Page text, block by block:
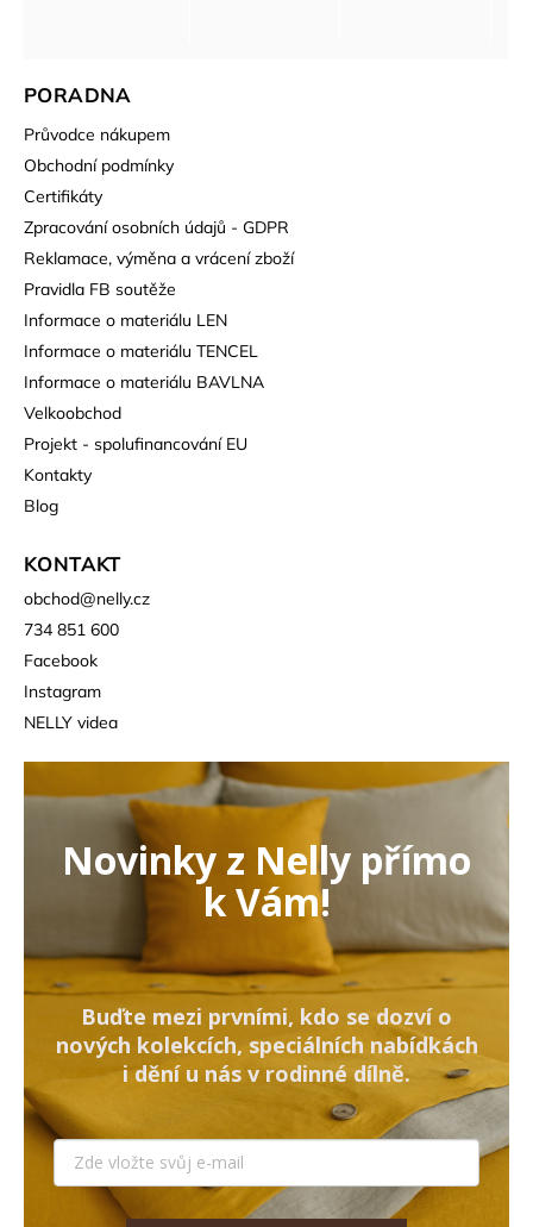
PORADNA
Průvodce nákupem
Obchodní podmínky
Certifikáty
Zpracování osobních údajů - GDPR
Reklamace, výměna a vrácení zboží
Pravidla FB soutěže
Informace o materiálu LEN
Informace o materiálu TENCEL
Informace o materiálu BAVLNA
Velkoobchod
Projekt - spolufinancování EU
Kontakty
Blog
KONTAKT
obchod@nelly.cz
734 851 600
Facebook
Instagram
NELLY videa
Novinky z Nelly přímo
k Vám!
Buďte mezi prvními, kdo se dozví o
nových kolekcích, speciálních nabídkách
i dění u nás v rodinné dílně.